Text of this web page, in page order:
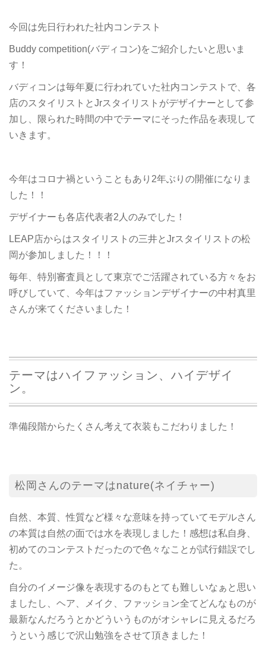
今回は先日行われた社内コンテスト
Buddy competition(バディコン)をご紹介したいと思いま
す！
バディコンは毎年夏に行われていた社内コンテストで、各
店のスタイリストとJrスタイリストがデザイナーとして参
加し、限られた時間の中でテーマにそった作品を表現して
いきます。
今年はコロナ禍ということもあり2年ぶりの開催になりま
した！！
デザイナーも各店代表者2人のみでした！
LEAP店からはスタイリストの三井とJrスタイリストの松
岡が参加しました！！！
毎年、特別審査員として東京でご活躍されている方々をお
呼びしていて、今年はファッションデザイナーの中村真里
さんが来てくださいました！
テーマはハイファッション、ハイデザイ
ン。
準備段階からたくさん考えて衣装もこだわりました！
松岡さんのテーマはnature(ネイチャー)
自然、本質、性質など様々な意味を持っていてモデルさん
の本質は自然の面では水を表現しました！感想は私自身、
初めてのコンテストだったので色々なことが試行錯誤でし
た。
自分のイメージ像を表現するのもとても難しいなぁと思い
ましたし、ヘア、メイク、ファッション全てどんなものが
最新なんだろうとかどういうものがオシャレに見えるだろ
うという感じで沢山勉強をさせて頂きました！